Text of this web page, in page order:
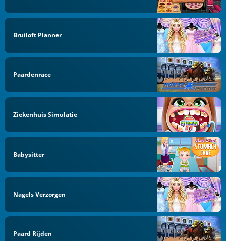
Bruiloft Planner
Paardenrace
Ziekenhuis Simulatie
Babysitter
Nagels Verzorgen
Paard Rijden